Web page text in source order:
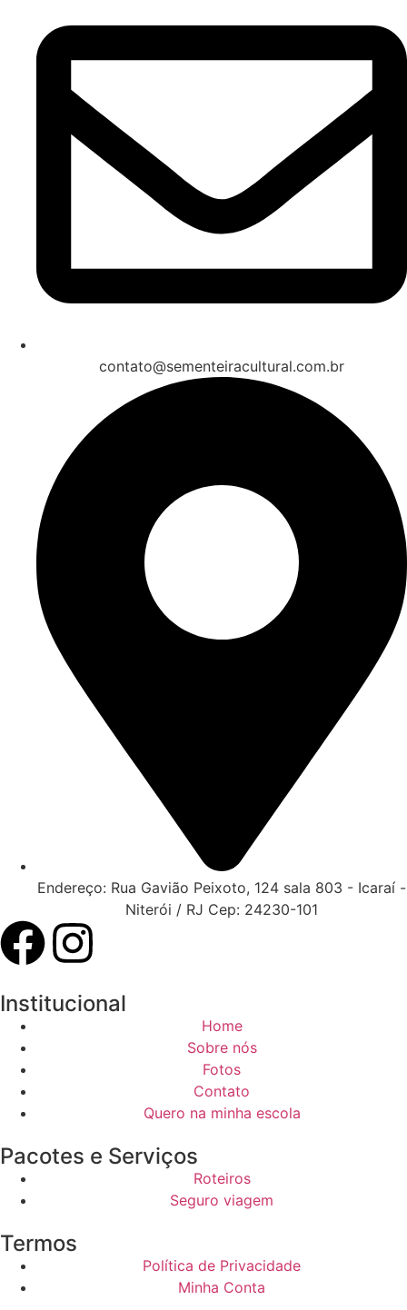
contato@sementeiracultural.com.br
Endereço: Rua Gavião Peixoto, 124 sala 803 - Icaraí -
Niterói / RJ Cep: 24230-101
Institucional
Home
Sobre nós
Fotos
Contato
Quero na minha escola
Pacotes e Serviços
Roteiros
Seguro viagem
Termos
Política de Privacidade
Minha Conta